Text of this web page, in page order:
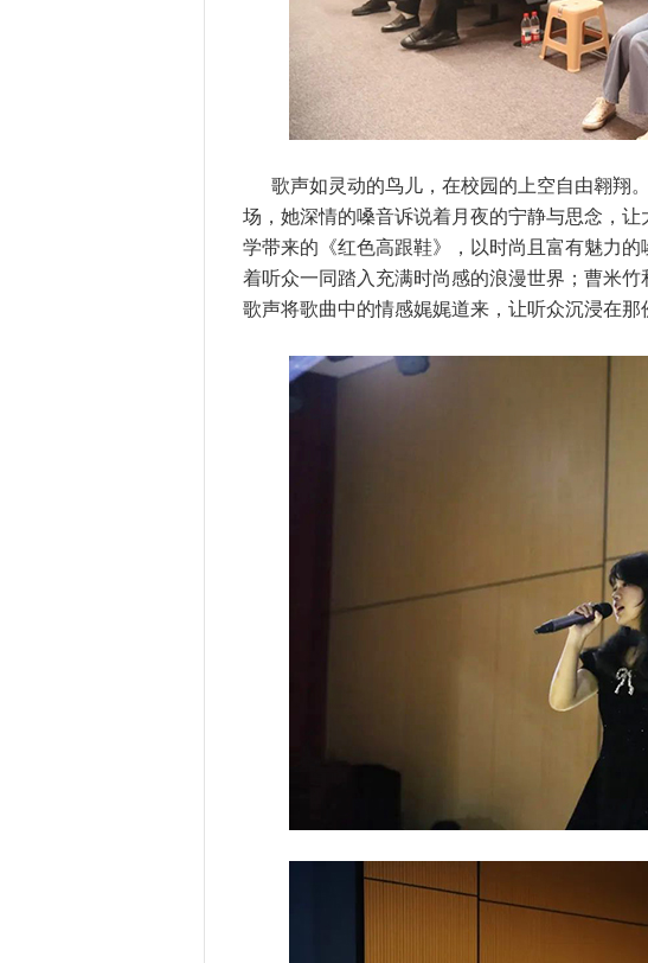
歌声如灵动的鸟儿，在校园的上空自由翱翔
场，她深情的嗓音诉说着月夜的宁静与思念，
学带来的《红色高跟鞋》，以时尚且富有魅力
着听众一同踏入充满时尚感的浪漫世界；曹米
歌声将歌曲中的情感娓娓道来，让听众沉浸在那